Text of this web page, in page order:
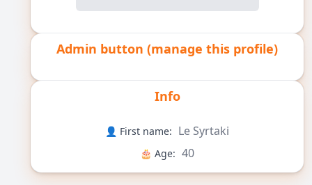
Admin button (manage this profile)
Info
👤 First name: Le Syrtaki
🎂 Age: 40